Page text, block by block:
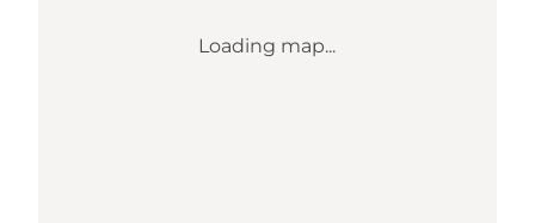
Loading map...